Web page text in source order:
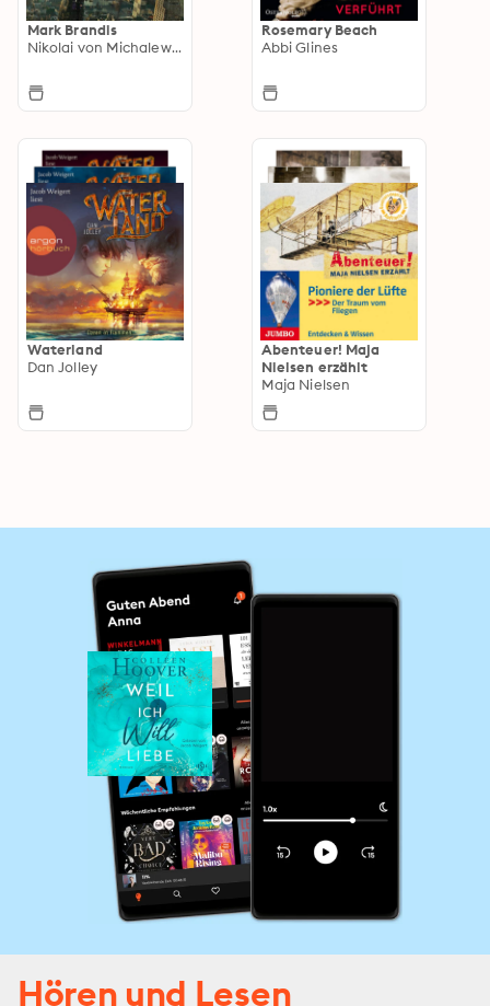
Mark Brandis
Nikolai von Michalewsky
Rosemary Beach
Abbi Glines
Waterland
Dan Jolley
Abenteuer! Maja
Nielsen erzählt
Maja Nielsen
Hören und Lesen